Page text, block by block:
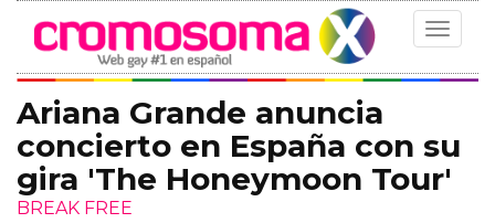
Toggle
Ariana Grande anuncia
concierto en España con su
gira 'The Honeymoon Tour'
BREAK FREE